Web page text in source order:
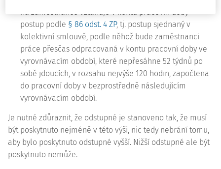
na zaměstnance vztahuje v kontu pracovní doby
postup podle § 86 odst. 4 ZP, tj. postup sjednaný v
kolektivní smlouvě, podle něhož bude zaměstnanci
práce přesčas odpracovaná v kontu pracovní doby ve
vyrovnávacím období, které nepřesáhne 52 týdnů po
sobě jdoucích, v rozsahu nejvýše 120 hodin, započtena
do pracovní doby v bezprostředně následujícím
vyrovnávacím období.
Je nutné zdůraznit, že odstupné je stanoveno tak, že musí
být poskytnuto nejméně v této výši, nic tedy nebrání tomu,
aby bylo poskytnuto odstupné vyšší. Nižší odstupné ale být
poskytnuto nemůže.